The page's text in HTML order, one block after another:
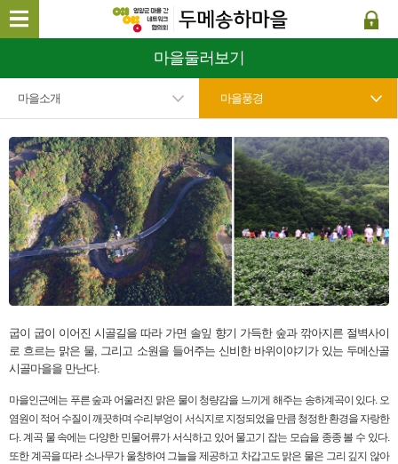
마을둘러보기
마을소개 마을풍경
굽이 굽이 이어진 시골길을 따라 가면 솔잎 향기 가득한 숲과 깎아지른 절벽사이
로 흐르는 맑은 물, 그리고 소원을 들어주는 신비한 바위이야기가 있는 두메산골
시골마을을 만난다.
마을인근에는 푸른 숲과 어울러진 맑은 물이 청량감을 느끼게 해주는 송하계곡이 있다. 오
염원이 적어 수질이 깨끗하며 수리부엉이 서식지로 지정되었을 만큼 청정한 환경을 자랑한
다. 계곡 물 속에는 다양한 민물어류가 서식하고 있어 물고기 잡는 모습을 종종 볼 수 있다.
또한 계곡을 따라 소나무가 울창하여 그늘을 제공하고 차갑고도 맑은 물은 그리 깊지 않아